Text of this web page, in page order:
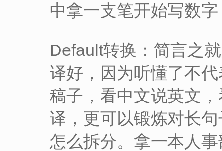
中拿一支笔开始写数
Default转换：简言之
译好，因为听懂了不
稿子，看中文说英文
译，更可以锻炼对长
怎么拆分。拿一本人